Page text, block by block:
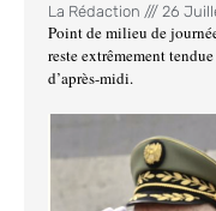
La Rédaction 26
Point de milieu de
reste extrêmement
d’après-midi.